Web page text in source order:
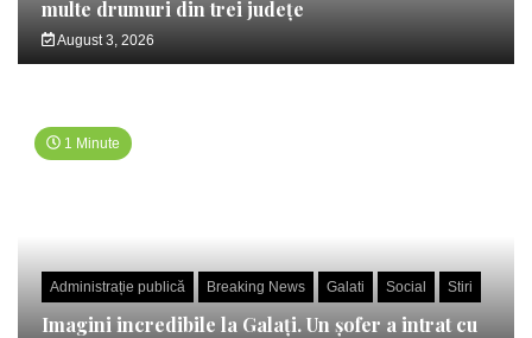
multe drumuri din trei județe
August 3, 2026
1 Minute
Administrație publică Breaking News Galati Social Stiri
Imagini incredibile la Galați. Un șofer a intrat cu